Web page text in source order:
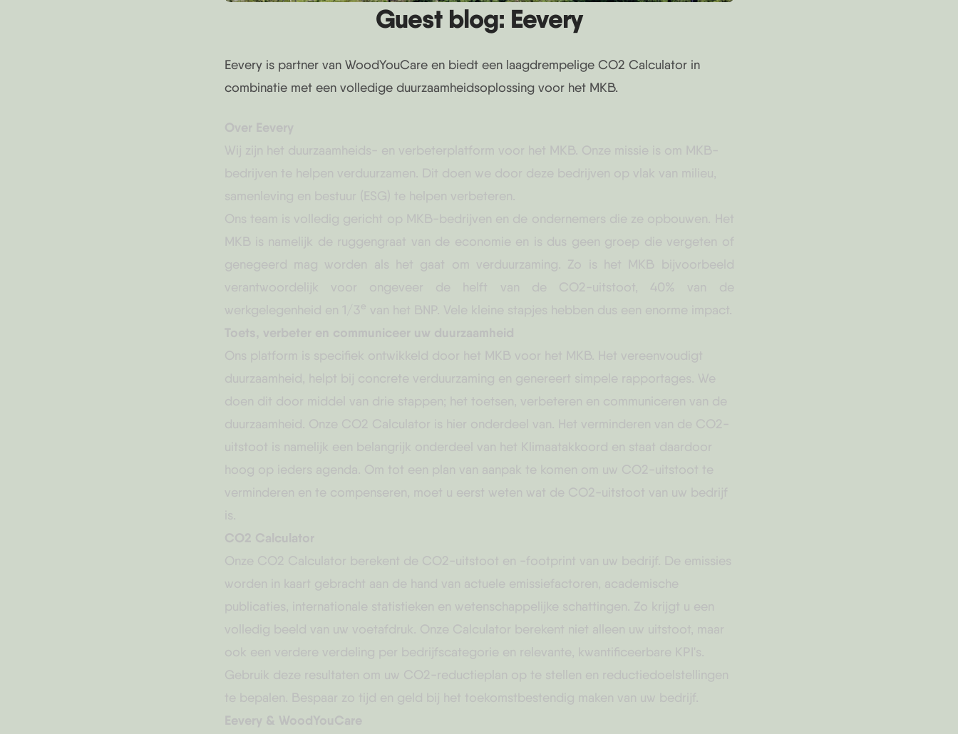
Guest blog: Eevery
Eevery is partner van WoodYouCare en biedt een laagdrempelige CO2 Calculator in
combinatie met een volledige duurzaamheidsoplossing voor het MKB.
Over Eevery
Wij zijn het duurzaamheids- en verbeterplatform voor het MKB. Onze missie is om MKB-
bedrijven te helpen verduurzamen. Dit doen we door deze bedrijven op vlak van milieu,
samenleving en bestuur (ESG) te helpen verbeteren.
Ons team is volledig gericht op MKB-bedrijven en de ondernemers die ze opbouwen. Het
MKB is namelijk de ruggengraat van de economie en is dus geen groep die vergeten of
genegeerd mag worden als het gaat om verduurzaming . Zo is het MKB bijvoorbeeld
verantwoordelijk voor ongeveer de helft van de CO2-uitstoot, 40% van de
werkgelegenheid en 1/3 e van het BNP. Vele kleine stapjes hebben dus een enorme impact.
Toets, verbeter en communiceer uw duurzaamheid
Ons platform is specifiek ontwikkeld door het MKB voor het MKB. Het vereenvoudigt
duurzaamheid, helpt bij concrete verduurzaming en genereert simpele rapportages. We
doen dit door middel van drie stappen; het toetsen, verbeteren en communiceren van de
duurzaamheid. Onze CO2 Calculator is hier onderdeel van. Het verminderen van de CO2-
uitstoot is namelijk een belangrijk onderdeel van het Klimaatakkoord en staat daardoor
hoog op ieders agenda . Om tot een plan van aanpak te komen om uw CO2-uitstoot te
verminderen en te compenseren, moet u eerst weten wat de CO2-uitstoot van uw bedrijf
is.
CO2 Calculator
Onze CO2 Calculator berekent de CO2-uitstoot en -footprint van uw bedrijf. De emissies
worden in kaart gebracht aan de hand van actuele emissiefactoren, academische
publicaties, internationale statistieken en wetenschappelijke schattingen. Zo krijgt u een
volledig beeld van uw voetafdruk. Onze Calculator berekent niet alleen uw uitstoot, maar
ook een verdere verdeling per bedrijfscategorie en relevante, kwantificeerbare KPI's.
Gebruik deze resultaten om uw CO2-reductieplan op te stellen en reductiedoelstellingen
te bepalen. Bespaar zo tijd en geld bij het toekomstbestendig maken van uw bedrijf.
Eevery & WoodYouCare